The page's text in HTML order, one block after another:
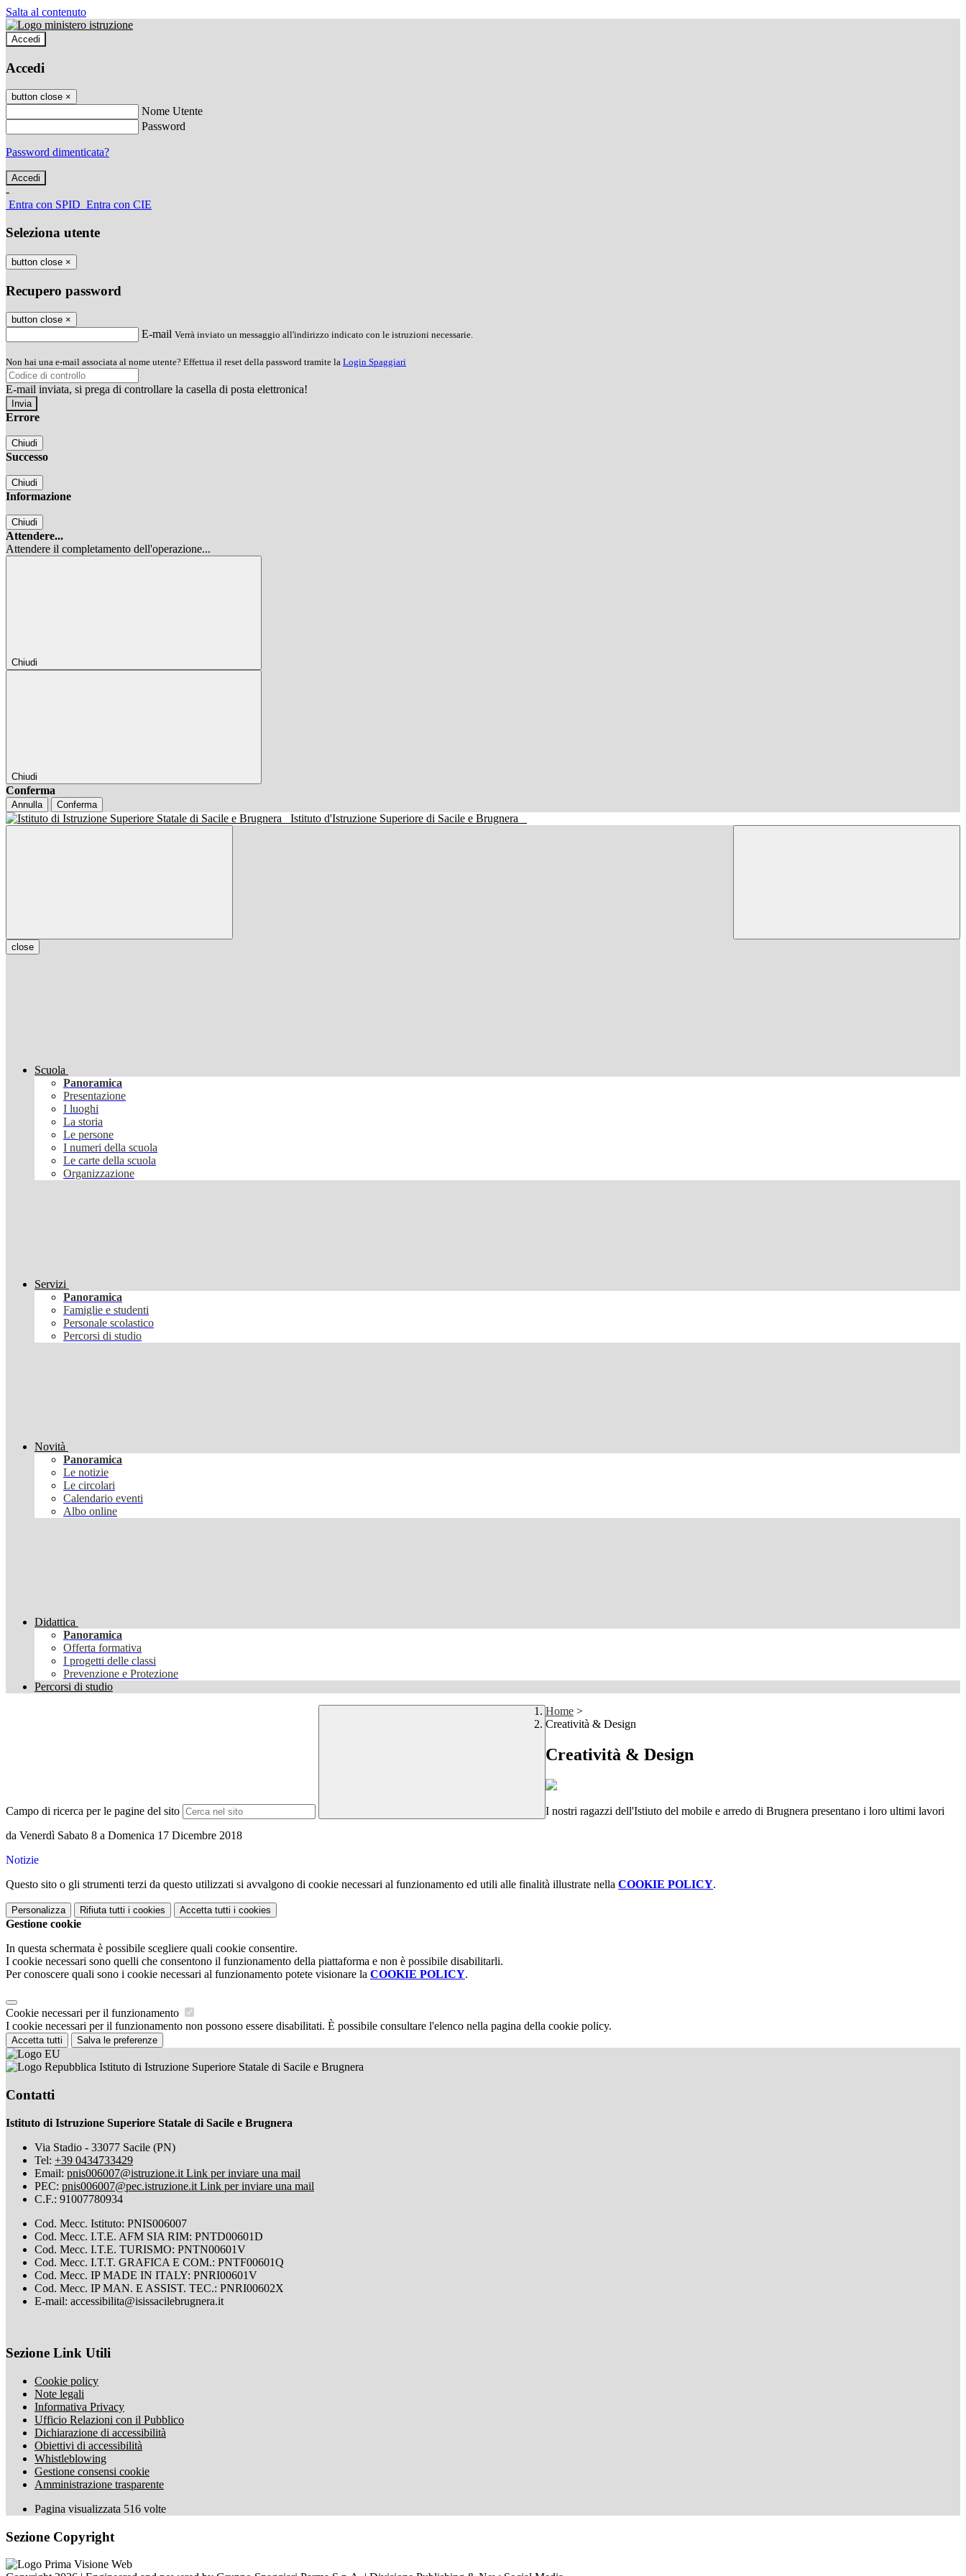
Salta al contenuto
Accedi
Accedi
button close ×
Nome Utente
Password
Password dimenticata?
-
Entra con SPID Entra con CIE
Seleziona utente
button close ×
Recupero password
button close ×
E-mail Verrà inviato un messaggio all'indirizzo indicato con le istruzioni necessarie.
Non hai una e-mail associata al nome utente? Effettua il reset della password tramite la Login Spaggiari
E-mail inviata, si prega di controllare la casella di posta elettronica!
Errore
Chiudi
Successo
Chiudi
Informazione
Chiudi
Attendere...
Attendere il completamento dell'operazione...
Chiudi
Chiudi
Conferma
Annulla Conferma
Istituto d'Istruzione Superiore di Sacile e Brugnera
close
Scuola
Panoramica
Presentazione
I luoghi
La storia
Le persone
I numeri della scuola
Le carte della scuola
Organizzazione
Servizi
Panoramica
Famiglie e studenti
Personale scolastico
Percorsi di studio
Novità
Panoramica
Le notizie
Le circolari
Calendario eventi
Albo online
Didattica
Panoramica
Offerta formativa
I progetti delle classi
Prevenzione e Protezione
Percorsi di studio
Campo di ricerca per le pagine del sito
Home >
Creatività & Design
Creatività & Design
I nostri ragazzi dell'Istiuto del mobile e arredo di Brugnera presentano i loro ultimi lavori
da Venerdì Sabato 8 a Domenica 17 Dicembre 2018
Notizie
Questo sito o gli strumenti terzi da questo utilizzati si avvalgono di cookie necessari al funzionamento ed utili alle finalità illustrate nella COOKIE POLICY.
Personalizza Rifiuta tutti i cookies Accetta tutti i cookies
Gestione cookie
In questa schermata è possibile scegliere quali cookie consentire.
I cookie necessari sono quelli che consentono il funzionamento della piattaforma e non è possibile disabilitarli.
Per conoscere quali sono i cookie necessari al funzionamento potete visionare la COOKIE POLICY.
Cookie necessari per il funzionamento
I cookie necessari per il funzionamento non possono essere disabilitati. È possibile consultare l'elenco nella pagina della cookie policy.
Accetta tutti Salva le preferenze
Istituto di Istruzione Superiore Statale di Sacile e Brugnera
Contatti
Istituto di Istruzione Superiore Statale di Sacile e Brugnera
Via Stadio - 33077 Sacile (PN)
Tel: +39 0434733429
Email: pnis006007@istruzione.it Link per inviare una mail
PEC: pnis006007@pec.istruzione.it Link per inviare una mail
C.F.: 91007780934
Cod. Mecc. Istituto: PNIS006007
Cod. Mecc. I.T.E. AFM SIA RIM: PNTD00601D
Cod. Mecc. I.T.E. TURISMO: PNTN00601V
Cod. Mecc. I.T.T. GRAFICA E COM.: PNTF00601Q
Cod. Mecc. IP MADE IN ITALY: PNRI00601V
Cod. Mecc. IP MAN. E ASSIST. TEC.: PNRI00602X
E-mail: accessibilita@isissacilebrugnera.it
Sezione Link Utili
Cookie policy
Note legali
Informativa Privacy
Ufficio Relazioni con il Pubblico
Dichiarazione di accessibilità
Obiettivi di accessibilità
Whistleblowing
Gestione consensi cookie
Amministrazione trasparente
Pagina visualizzata 516 volte
Sezione Copyright